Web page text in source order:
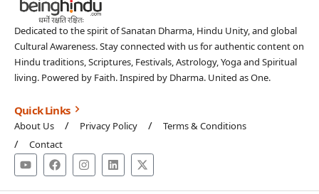
Dedicated to the spirit of Sanatan Dharma, Hindu Unity, and global
Cultural Awareness. Stay connected with us for authentic content on
Hindu traditions, Scriptures, Festivals, Astrology, Yoga and Spiritual
living. Powered by Faith. Inspired by Dharma. United as One.
Quick Links
About Us Privacy Policy
Terms & Conditions
Contact